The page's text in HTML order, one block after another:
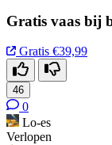
Gratis vaas bij
Gratis €39,99
46
0
Lo-es
Verlopen